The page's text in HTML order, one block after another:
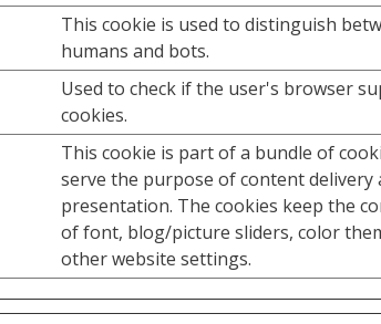
This cookie is used to distinguish
humans and bots.
Used to check if the user's browser
cookies.
This cookie is part of a bundle of
serve the purpose of content delivery
presentation. The cookies keep the
of font, blog/picture sliders, color
other website settings.